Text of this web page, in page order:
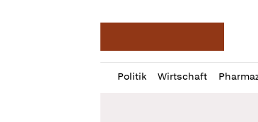
Politik Wirtschaft
Profil
öffnen
Daz
Pur